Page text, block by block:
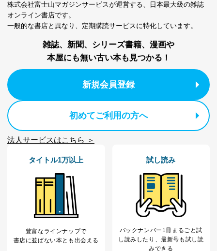
3
当社カスタマーQ＆
の確認のため
サイトのサービス内容のご案内の
ｅメール等による商品、サービ
ス、キャンペーン等の広告に関す
るご案内のため
採用応募者の方の
当社の従業者の個
人事、総務などの雇用管理等のた
6
企業）からの委託
定期購読サービス
等をご利用の方の
提携企業及びお客様がご購入され
サービス、キャンペーン等の広告
SNS公式アカウン
トに登録された方
の個人情報
当社のサービス利用状況の把握お
よびその分析のため
お問い合わせ対応、トラブル対
処、オペレーター教育など応対品
その他当社のプライバシーポリシ
ー等にて公表する利用目的達成の
※上記の利用目的のうちNo.1～5については保有個人デ
ータ（開示対象個人情報）の利用目的であり、下記4.の
株式会社富士山マガジンサービスが運営する、
日本最大級の雑誌
オンライン書店です。
一般的な書店と異なり、 定期購読サービスに特化しています。
雑誌、新聞、シリーズ書籍、漫画や
本屋にも無い古い本も見つかる！
新規会員登録
初めてご利用の方へ
法人サービスはこちら ＞
タイトル1万以上
豊富なラインナップで
書店に並ばない本とも出会える
試し読み
バックナンバー1冊まるごと試
し読み したり、最新号も試し読
みできる